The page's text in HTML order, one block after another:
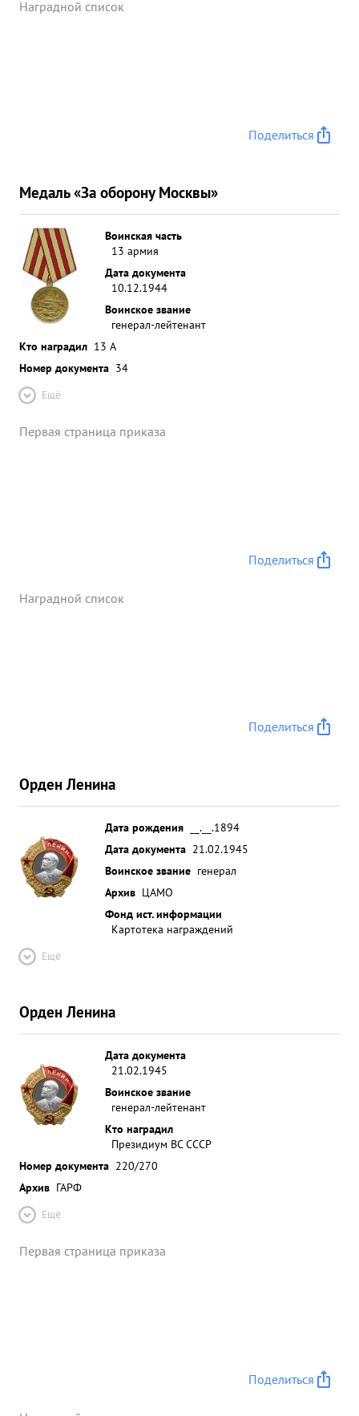
Наградной список
Поделиться
Медаль «За оборону Москвы»
Воинская часть
13 армия
Дата документа
10.12.1944
Воинское звание
генерал-лейтенант
Кто наградил 13 А
Номер документа 34
Ещё
Первая страница приказа
Поделиться
Наградной список
Поделиться
Орден Ленина
Дата рождения
__.__.1894
Дата документа 21.02.1945
Воинское звание генерал
Архив ЦАМО
Фонд ист. информации
Картотека награждений
Ещё
Орден Ленина
Дата документа
21.02.1945
Воинское звание
генерал-лейтенант
Кто наградил
Президиум ВС СССР
Номер документа 220/270
Архив ГАРФ
Ещё
Первая страница приказа
Поделиться